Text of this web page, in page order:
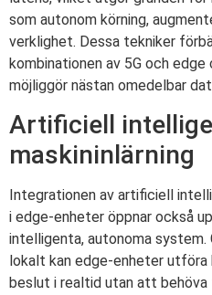
som autonom körning,
verklighet. Dessa tekniker
kombinationen av 5G och
möjliggör nästan omedelbar
Artificiell
maskininlärning
Integrationen av artificiell
i edge-enheter öppnar också
intelligenta, autonoma
lokalt kan edge-enheter utföra
beslut i realtid utan att